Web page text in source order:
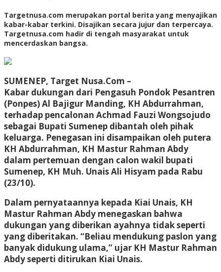
Targetnusa.com merupakan portal berita yang menyajikan
kabar-kabar terkini. Disajikan secara jujur dan terpercaya.
Targetnusa.com hadir di tengah masyarakat untuk
mencerdaskan bangsa.
SUMENEP, Target Nusa.Com –
Kabar dukungan dari Pengasuh Pondok Pesantren
(Ponpes) Al Bajigur Manding, KH Abdurrahman,
terhadap pencalonan Achmad Fauzi Wongsojudo
sebagai Bupati Sumenep dibantah oleh pihak
keluarga. Penegasan ini disampaikan oleh putera
KH Abdurrahman, KH Mastur Rahman Abdy
dalam pertemuan dengan calon wakil bupati
Sumenep, KH Muh. Unais Ali Hisyam pada Rabu
(23/10).
Dalam pernyataannya kepada Kiai Unais, KH
Mastur Rahman Abdy menegaskan bahwa
dukungan yang diberikan ayahnya tidak seperti
yang diberitakan. “Beliau mendukung paslon yang
banyak didukung ulama,” ujar KH Mastur Rahman
Abdy seperti ditirukan Kiai Unais.